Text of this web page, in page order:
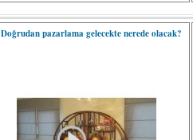
Doğrudan pazarlama gelecekte nerede olacak?